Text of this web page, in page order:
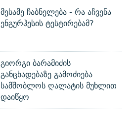
მესამე ჩაბნელება - რა აჩვენა
ენგურჰესის ტესტირებამ?
გიორგი ბარამიძის
განცხადებაზე გამოძიება
სამშობლოს ღალატის მუხლით
დაიწყო